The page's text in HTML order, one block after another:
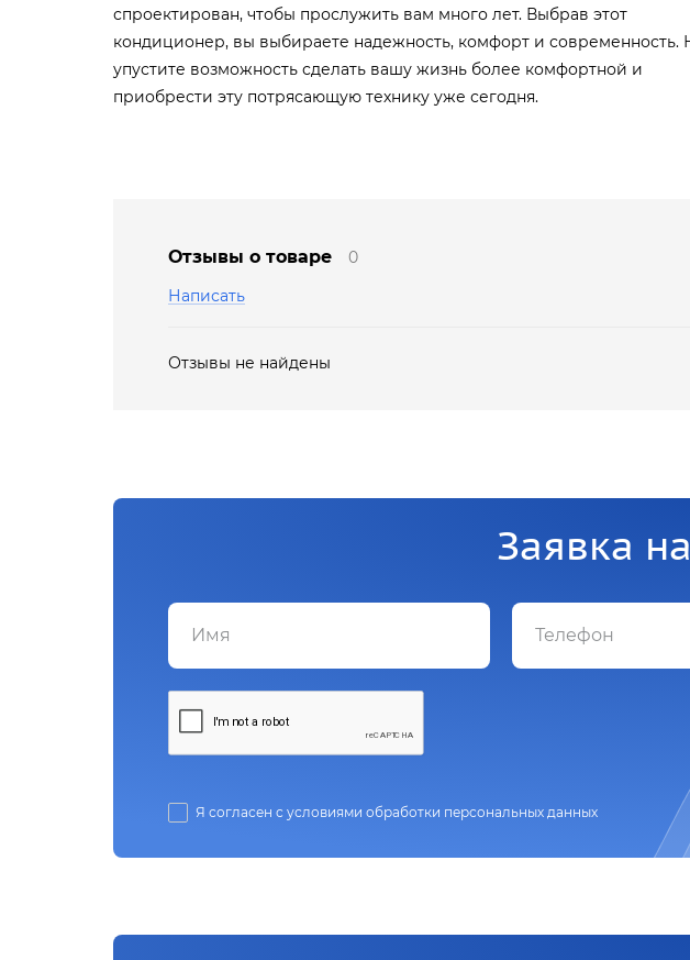
спроектирован, чтобы прослужить вам много лет. Выбрав этот
кондиционер, вы выбираете надежность, комфорт и современность.
упустите возможность сделать вашу жизнь более комфортной и
приобрести эту потрясающую технику уже сегодня.
Отзывы о товаре
0
Написать
Отзывы не найдены
Заявка
Я согласен с условиями обработки персональных данных